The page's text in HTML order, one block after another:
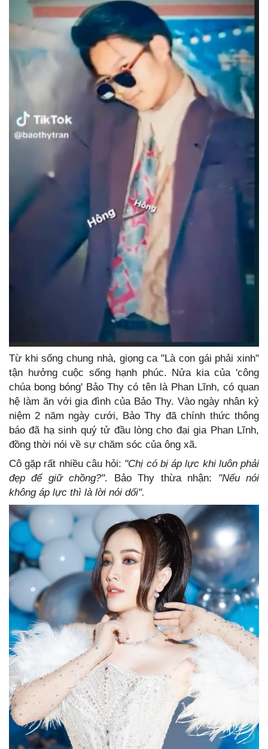
Từ khi sống chung nhà, giọng ca "Là con gái phải xinh"
tận hưởng cuộc sống hạnh phúc. Nửa kia của 'công
chúa bong bóng' Bảo Thy có tên là Phan Lĩnh, có quan
hệ làm ăn với gia đình của Bảo Thy. Vào ngày nhân kỷ
niệm 2 năm ngày cưới, Bảo Thy đã chính thức thông
báo đã hạ sinh quý tử đầu lòng cho đại gia Phan Lĩnh,
đồng thời nói về sự chăm sóc của ông xã.
Cô gặp rất nhiều câu hỏi: "Chị có bị áp lực khi luôn phải
đẹp để giữ chồng?". Bảo Thy thừa nhận: "Nếu nói
không áp lực thì là lời nói dối".